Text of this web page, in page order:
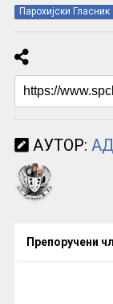
Парохијски Гласник
АУТОР:
Препоручени